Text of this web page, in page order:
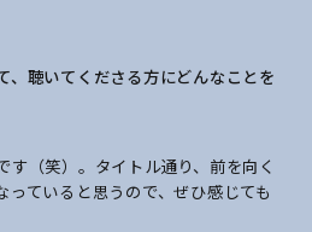
、聴いてくださる方にどんなことを
す（笑）。タイトル通り、前を向く
っていると思うので、ぜひ感じても